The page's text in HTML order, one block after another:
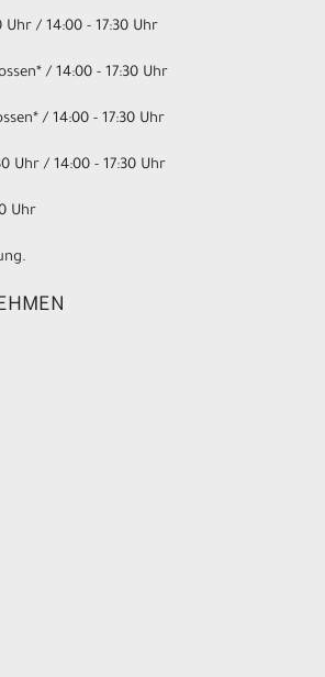
/ 14:00 - 17:30 Uhr
/ 14:00 - 17:30 Uhr
/ 14:00 - 17:30 Uhr
/ 14:00 - 17:30 Uhr
Uhr